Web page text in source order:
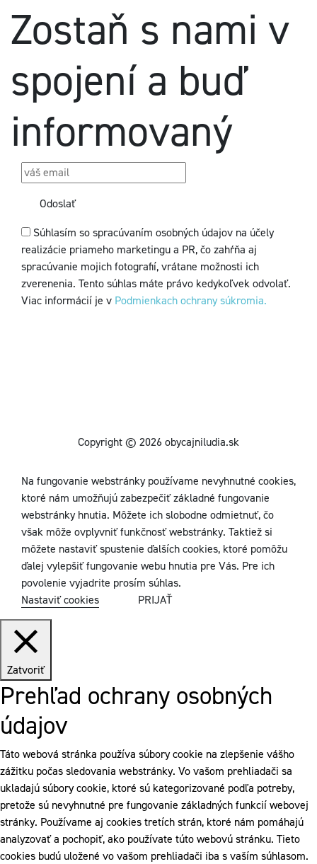
Zostaň s nami v
spojení a buď
informovaný
Odoslať
Súhlasím so spracúvaním osobných údajov na účely
realizácie priameho marketingu a PR, čo zahŕňa aj
spracúvanie mojich fotografií, vrátane možnosti ich
zverenenia. Tento súhlas máte právo kedykoľvek odvolať.
Viac informácií je v Podmienkach ochrany súkromia.
Copyright © 2026 obycajniludia.sk
Na fungovanie webstránky používame nevyhnutné cookies,
ktoré nám umožňujú zabezpečiť základné fungovanie
webstránky hnutia. Môžete ich slobodne odmietnuť, čo
však môže ovplyvniť funkčnosť webstránky. Taktiež si
môžete nastaviť spustenie ďalších cookies, ktoré pomôžu
ďalej vylepšiť fungovanie webu hnutia pre Vás. Pre ich
povolenie vyjadrite prosím súhlas.
Nastaviť cookies
PRIJAŤ
Zatvoriť
Prehľad ochrany osobných
údajov
Táto webová stránka používa súbory cookie na zlepšenie vášho
zážitku počas sledovania webstránky. Vo vašom prehliadači sa
ukladajú súbory cookie, ktoré sú kategorizované podľa potreby,
pretože sú nevyhnutné pre fungovanie základných funkcií webovej
stránky. Používame aj cookies tretích strán, ktoré nám pomáhajú
analyzovať a pochopiť, ako používate túto webovú stránku. Tieto
cookies budú uložené vo vašom prehliadači iba s vaším súhlasom.